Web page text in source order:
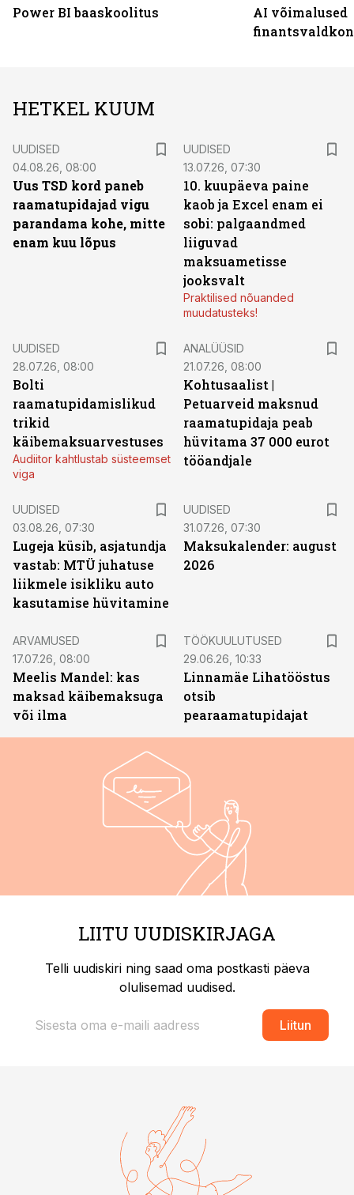
Power BI baaskoolitus
AI võimalused
HETKEL KUUM
UUDISED
04.08.26, 08:00
Uus TSD kord paneb
raamatupidajad vigu
parandama kohe, mitte
enam kuu lõpus
UUDISED
13.07.26, 07:30
10. kuupäeva paine
kaob ja Excel enam ei
sobi: palgaandmed
liiguvad
maksuametisse
jooksvalt
Praktilised nõuanded
muudatusteks!
UUDISED
28.07.26, 08:00
Bolti
raamatupidamislikud
trikid
käibemaksuarvestuses
Audiitor kahtlustab süsteemset
viga
ANALÜÜSID
21.07.26, 08:00
Kohtusaalist |
Petuarveid maksnud
raamatupidaja peab
hüvitama 37 000 eurot
tööandjale
UUDISED
03.08.26, 07:30
Lugeja küsib, asjatundja
vastab: MTÜ juhatuse
liikmele isikliku auto
kasutamise hüvitamine
UUDISED
31.07.26, 07:30
Maksukalender: august
2026
ARVAMUSED
17.07.26, 08:00
Meelis Mandel: kas
maksad käibemaksuga
või ilma
TÖÖKUULUTUSED
29.06.26, 10:33
Linnamäe Lihatööstus
otsib
pearaamatupidajat
LIITU UUDISKIRJAGA
Telli uudiskiri ning saad oma postkasti päeva
olulisemad uudised.
Liitun